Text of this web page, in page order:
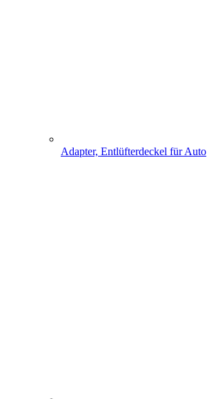
Adapter, Entlüfterdeckel für Auto